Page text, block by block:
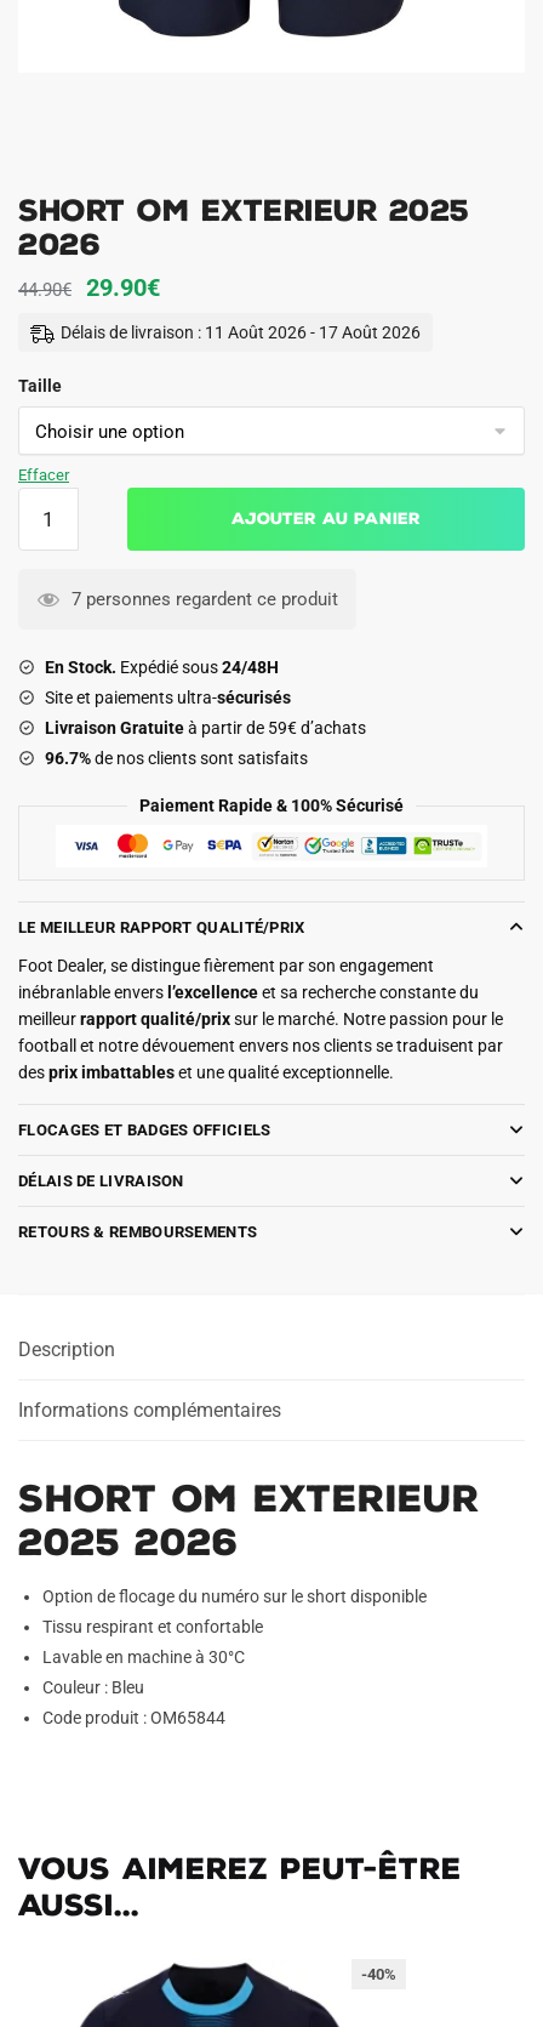
Short OM Exterieur 2025
2026
44.90€
Le
prix
44.90€.
29.90€Le
prix
29.90€.
Délais de livraison : 11 Août 2026 - 17 Août 2026
Taille
Effacer
2026
Ajouter au panier
7 personnes regardent ce produit
En Stock. Expédié sous24/48H
Site et paiements ultra-sécurisés
Livraison Gratuiteà partir de 59€ d’achats
96.7%de nos clients sont satisfaits
Paiement Rapide & 100% Sécurisé
LE MEILLEUR RAPPORT QUALITÉ/PRIX
Foot Dealer, se distingue fièrement par son engagement
inébranlable envers l’excellenceet sa recherche constante du
meilleurrapport qualité/prixsur le marché. Notre passion pour le
football et notre dévouement envers nos clients se traduisent par
desprix imbattableset une qualité exceptionnelle.
FLOCAGES ET BADGES OFFICIELS
DÉLAIS DE LIVRAISON
RETOURS & REMBOURSEMENTS
Description
Informations complémentaires
Short OM Exterieur
2025 2026
Option de flocage du numéro sur le short disponible
Tissu respirant et confortable
Lavable en machine à 30°C
Couleur : Bleu
Code produit : OM65844
Vous aimerez peut-être
aussi...
-40%